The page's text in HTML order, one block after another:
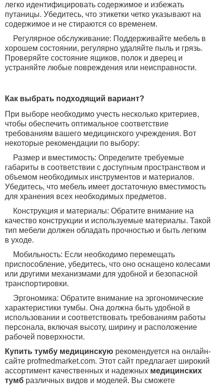
легко идентифицировать содержимое и избежать
путаницы. Убедитесь, что этикетки четко указывают на
содержимое и не стираются со временем.
Регулярное обслуживание: Поддерживайте мебель в
хорошем состоянии, регулярно удаляйте пыль и грязь.
Проверяйте состояние ящиков, полок и дверец и
устраняйте любые повреждения или неисправности.
Как выбрать подходящий вариант?
При выборе необходимо учесть несколько критериев,
чтобы обеспечить оптимальное соответствие
требованиям вашего медицинского учреждения. Вот
некоторые рекомендации по выбору:
Размер и вместимость: Определите требуемые
габариты в соответствии с доступным пространством и
объемом необходимых инструментов и материалов.
Убедитесь, что мебель имеет достаточную вместимость
для хранения всех необходимых предметов.
Конструкция и материалы: Обратите внимание на
качество конструкции и используемые материалы. Такой
тип мебели должен обладать прочностью и быть легким
в уходе.
Мобильность: Если необходимо перемещать
приспособление, убедитесь, что оно оснащено колесами
или другими механизмами для удобной и безопасной
транспортировки.
Эргономика: Обратите внимание на эргономические
характеристики тумбы. Она должна быть удобной в
использовании и соответствовать требованиям работы
персонала, включая высоту, ширину и расположение
рабочей поверхности.
Купить тумбу медицинскую рекомендуется на онлайн-
сайте profmedmarket.com. Этот сайт предлагает широкий
ассортимент качественных и надежных медицинских
тумб различных видов и моделей. Вы сможете